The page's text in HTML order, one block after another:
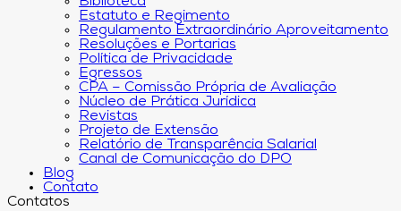
Estatuto e Regimento
Regulamento Extraordinário Aproveitamento
Resoluções e Portarias
Política de Privacidade
Egressos
CPA – Comissão Própria de Avaliação
Núcleo de Prática Jurídica
Revistas
Projeto de Extensão
Relatório de Transparência Salarial
Canal de Comunicação do DPO
Blog
Contato
Contatos